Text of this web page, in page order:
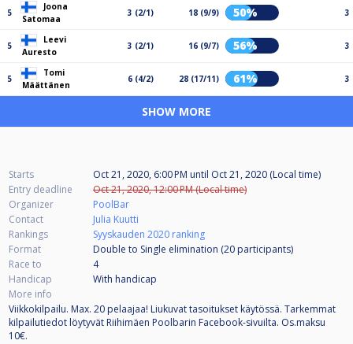
5
Joona
Satomaa
3 (2/1) 18 (9/9) 50% 3
5
Leevi
Auresto
3 (2/1) 16 (9/7) 56% 3
5
Tomi
Määttänen
6 (4/2) 28 (17/11) 61% 3
SHOW MORE
Starts Oct 21, 2020, 6:00 PM until Oct 21, 2020 (Local time)
Entry deadline
Oct 21, 2020, 12:00 PM (Local time)
Organizer
PoolBar
Contact
Julia Kuutti
Rankings
Syyskauden 2020 ranking
Format
Double to Single elimination (20 participants)
Race to
4
Handicap
With handicap
More info
Viikkokilpailu. Max. 20 pelaajaa! Liukuvat tasoitukset käytössä. Tarkemmat
kilpailutiedot löytyvät Riihimäen Poolbarin Facebook-sivuilta. Os.maksu
10€.